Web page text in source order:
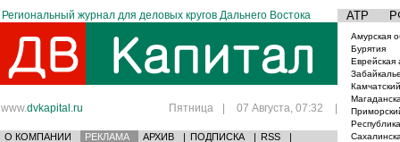
Региональный журнал для деловых кругов Дальнего Востока АТР
www.dvkapital.ru Пятница | 07 Августа, 07:32 |
О КОМПАНИИ РЕКЛАМА АРХИВ | ПОДПИСКА | RSS |
Амурская
Бурятия
Еврейская